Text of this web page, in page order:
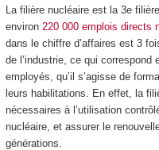
La filière nucléaire est la 3e
environ 220 000 emplois directs
dans le chiffre d’affaires est 3
de l’industrie, ce qui correspond
employés, qu’il s’agisse de
leurs habilitations. En effet, la
nécessaires à l’utilisation
nucléaire, et assurer le
générations.